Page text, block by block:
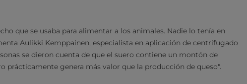
que se usaba para alimentar a los animales. Nadie lo tenía en
Aulikki Kemppainen, especialista en aplicación de centrifugado
se dieron cuenta de que el suero contiene un montón de
prácticamente genera más valor que la producción de queso".